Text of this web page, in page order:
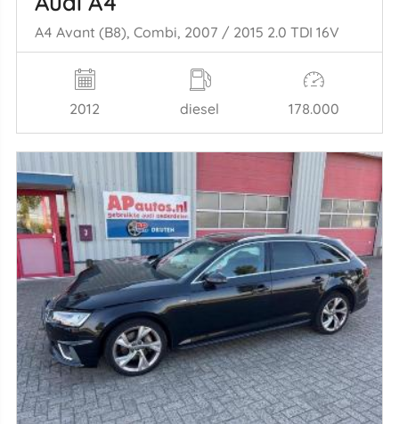
A4 Avant (B8), Combi, 2007 / 2015 2.0 TDI 16V
2012 diesel 178.000